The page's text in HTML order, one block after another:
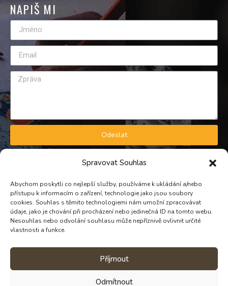
Spravovat Souhlas
Abychom poskytli co nejlepší služby, používáme k ukládání a/nebo
přístupu k informacím o zařízení, technologie jako jsou soubory
cookies. Souhlas s těmito technologiemi nám umožní zpracovávat
údaje, jako je chování při procházení nebo jedinečná ID na tomto webu.
Nesouhlas nebo odvolání souhlasu může nepříznivě ovlivnit určité
vlastnosti a funkce.
Příjmout
Odmítnout
NAPIŠ MI
Odeslat
GDPR A OBCHODNÍ PODMÍNKY
Obchodní podmínky
KONTAKT
TELEFON